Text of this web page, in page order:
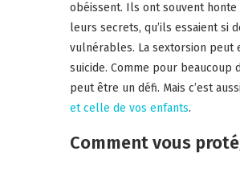
obéissent. Ils ont souvent honte
leurs secrets, qu’ils essaient si
vulnérables. La sextorsion peut
suicide. Comme pour
peut être un défi. Mais c’est
et celle de vos enfants.
Comment vous